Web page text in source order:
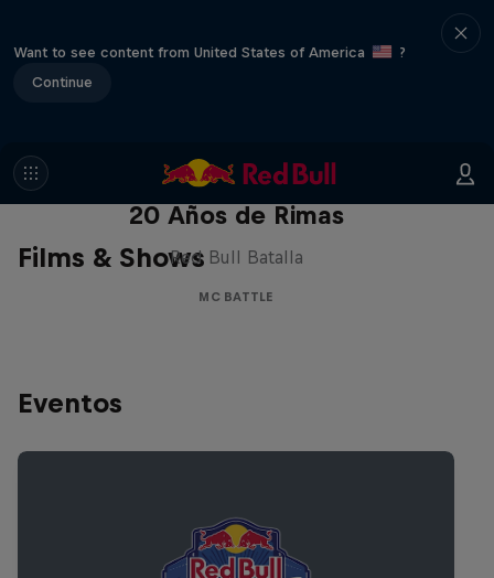
Want to see content from United States of America
?
Continue
Films & Shows
Red Bull Batalla Nueva Historia:
20 Años de Rimas
Red Bull Batalla
MC BATTLE
Eventos